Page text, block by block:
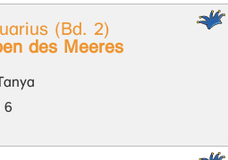
(Bd. 2)
des Meeres
6